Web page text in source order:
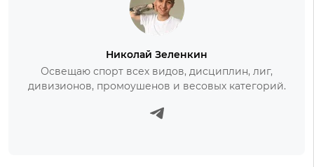
Николай Зеленкин
Освещаю спорт всех видов, дисциплин, лиг,
дивизионов, промоушенов и весовых категорий.